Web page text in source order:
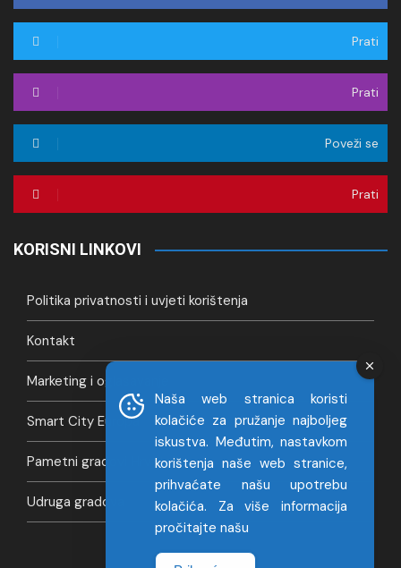
Prati
Prati
Poveži se
Prati
KORISNI LINKOVI
Politika privatnosti i uvjeti korištenja
Kontakt
Marketing i oglašavanje
Smart City Europa
Pametni gradovi Hrvatska
Udruga gradova
Naša web stranica koristi
kolačiće za pružanje najboljeg
iskustva. Međutim, nastavkom
korištenja naše web stranice,
prihvaćate našu upotrebu
kolačića. Za više informacija
pročitajte našu